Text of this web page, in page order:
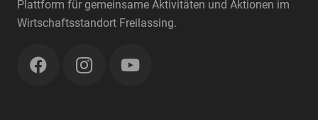
Plattform für gemeinsame Aktivitäten und Aktionen im
Wirtschaftsstandort Freilassing.